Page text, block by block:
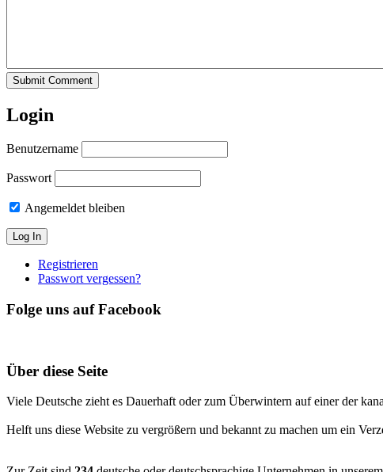
Submit Comment
Login
Benutzername
Passwort
Angemeldet bleiben
Registrieren
Passwort vergessen?
Folge uns auf Facebook
Über diese Seite
Viele Deutsche zieht es Dauerhaft oder zum Überwintern auf einer der
Helft uns diese Website zu vergrößern und bekannt zu machen um ein